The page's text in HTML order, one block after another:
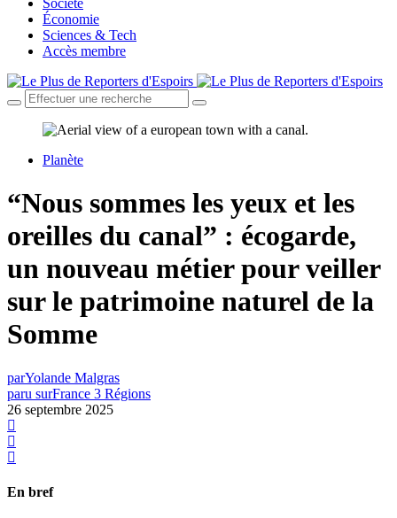
Société
Économie
Sciences & Tech
Accès membre
Planète
“Nous sommes les yeux et les
oreilles du canal” : écogarde,
un nouveau métier pour veiller
sur le patrimoine naturel de la
Somme
parYolande Malgras
paru surFrance 3 Régions
26 septembre 2025
En bref